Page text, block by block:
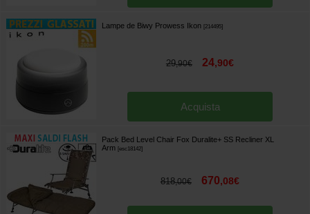
Lampe de Biwy Prowess Ikon 214495]
29,90€ 24,90€
Acquista
Pack Bed Level Chair Fox Duralite+ SS Recliner XL
Arm [esc18142]
818,00€ 670,08€